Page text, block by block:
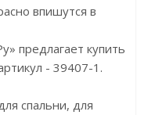
впишутся в
предлагает купить
- 39407-1.
спальни, для